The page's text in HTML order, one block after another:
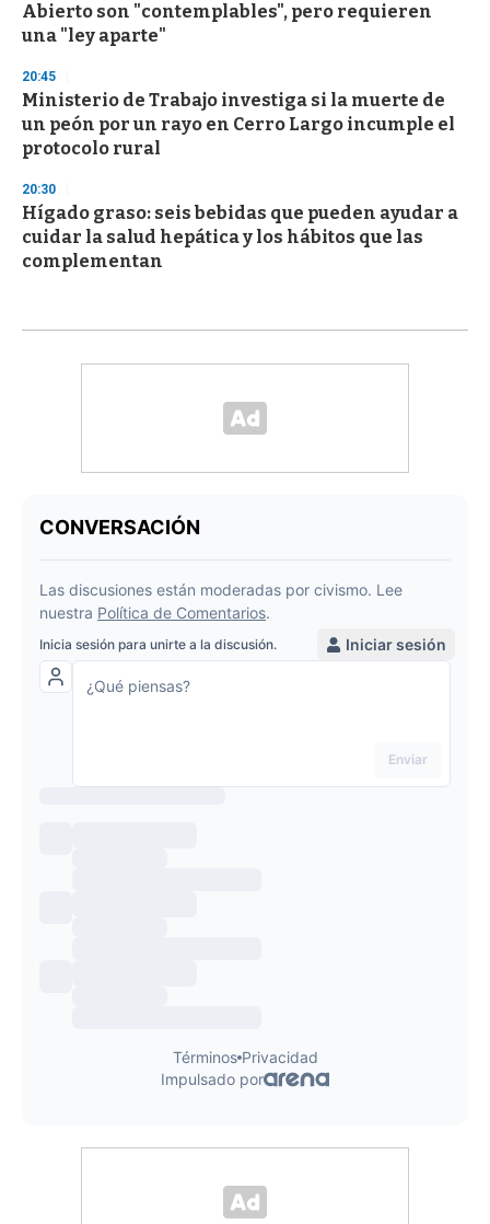
Abierto son "contemplables", pero requieren
una "ley aparte"
20:45
Ministerio de Trabajo investiga si la muerte de
un peón por un rayo en Cerro Largo incumple el
protocolo rural
20:30
Hígado graso: seis bebidas que pueden ayudar a
cuidar la salud hepática y los hábitos que las
complementan